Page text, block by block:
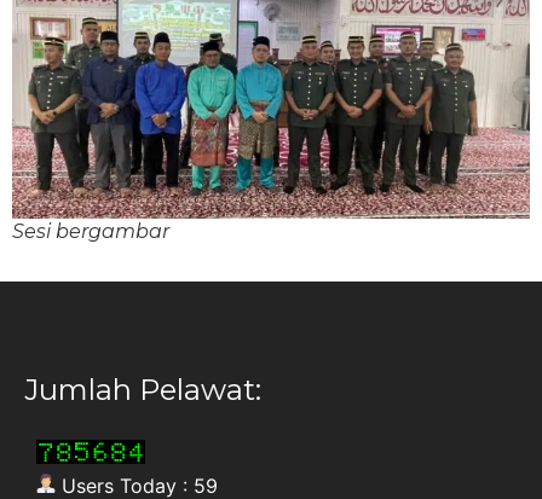
Sesi bergambar
Jumlah Pelawat:
Users Today : 59